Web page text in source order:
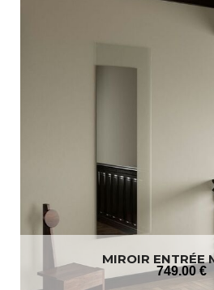
MIROIR ENTRÉE
749.00 €